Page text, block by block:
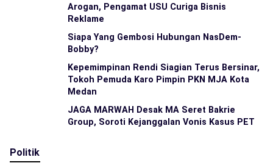
Arogan, Pengamat USU Curiga Bisnis
Reklame
Siapa Yang Gembosi Hubungan NasDem-
Bobby?
Kepemimpinan Rendi Siagian Terus Bersinar,
Tokoh Pemuda Karo Pimpin PKN MJA Kota
Medan
JAGA MARWAH Desak MA Seret Bakrie
Group, Soroti Kejanggalan Vonis Kasus PET
Politik